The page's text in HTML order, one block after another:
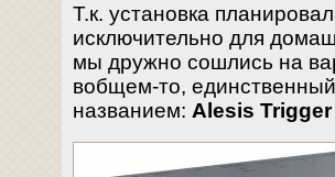
Т.к. установка
исключительно для
мы дружно сошлись на
вобщем-то,
названием: Alesis Trigger